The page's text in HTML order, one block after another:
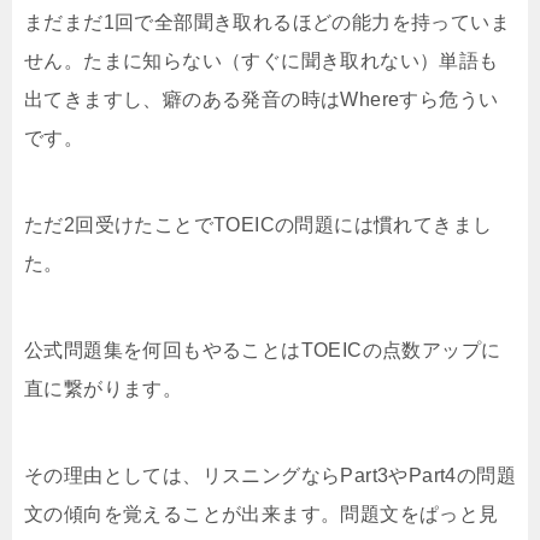
まだまだ1回で全部聞き取れるほどの能力を持っていま
せん。たまに知らない（すぐに聞き取れない）単語も
出てきますし、癖のある発音の時はWhereすら危うい
です。
ただ2回受けたことでTOEICの問題には慣れてきまし
た。
公式問題集を何回もやることはTOEICの点数アップに
直に繋がります。
その理由としては、リスニングならPart3やPart4の問題
文の傾向を覚えることが出来ます。問題文をぱっと見